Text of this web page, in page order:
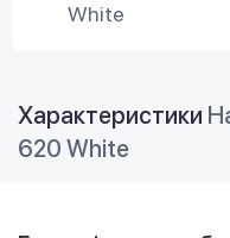
White
Характеристики
620 White